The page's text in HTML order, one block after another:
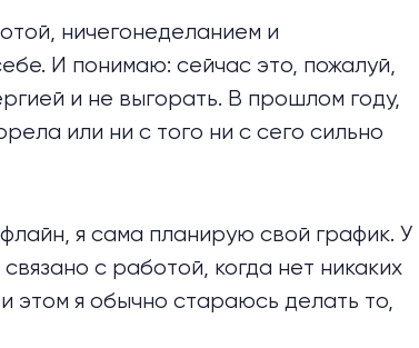
ничегонеделанием и
И понимаю: сейчас это, пожалуй,
и не выгорать. В прошлом году,
или ни с того ни с сего сильно
я сама планирую свой график. У
с работой, когда нет никаких
этом я обычно стараюсь делать то,